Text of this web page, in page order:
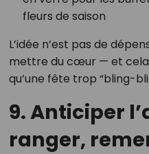
fleurs de saison
L’idée n’est pas de
mettre du cœur — et cela
qu’une fête trop “bling-
9. Anticiper
ranger,